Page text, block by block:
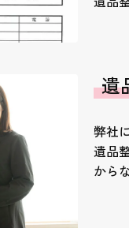
遺
弊社
遺品
から